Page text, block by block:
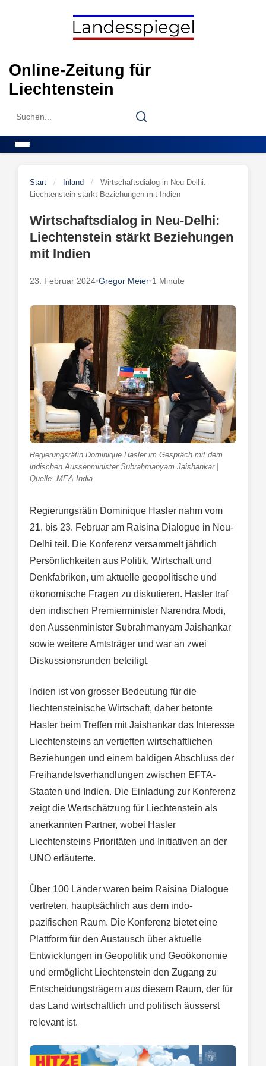
Online-Zeitung für
Liechtenstein
Search
Search
Start / Inland /
Wirtschaftsdialog in Neu-Delhi:
Liechtenstein stärkt Beziehungen mit Indien
Wirtschaftsdialog in Neu-Delhi:
Liechtenstein stärkt Beziehungen
mit Indien
23. Februar 2024•Gregor Meier•1 Minute
Regierungsrätin Dominique Hasler im Gespräch mit dem
indischen Aussenminister Subrahmanyam Jaishankar |
Quelle: MEA India
Regierungsrätin Dominique Hasler nahm vom
21. bis 23. Februar am Raisina Dialogue in Neu-
Delhi teil. Die Konferenz versammelt jährlich
Persönlichkeiten aus Politik, Wirtschaft und
Denkfabriken, um aktuelle geopolitische und
ökonomische Fragen zu diskutieren. Hasler traf
den indischen Premierminister Narendra Modi,
den Aussenminister Subrahmanyam Jaishankar
sowie weitere Amtsträger und war an zwei
Diskussionsrunden beteiligt.
Indien ist von grosser Bedeutung für die
liechtensteinische Wirtschaft, daher betonte
Hasler beim Treffen mit Jaishankar das Interesse
Liechtensteins an vertieften wirtschaftlichen
Beziehungen und einem baldigen Abschluss der
Freihandelsverhandlungen zwischen EFTA-
Staaten und Indien. Die Einladung zur Konferenz
zeigt die Wertschätzung für Liechtenstein als
anerkannten Partner, wobei Hasler
Liechtensteins Prioritäten und Initiativen an der
UNO erläuterte.
Über 100 Länder waren beim Raisina Dialogue
vertreten, hauptsächlich aus dem indo-
pazifischen Raum. Die Konferenz bietet eine
Plattform für den Austausch über aktuelle
Entwicklungen in Geopolitik und Geoökonomie
und ermöglicht Liechtenstein den Zugang zu
Entscheidungsträgern aus diesem Raum, der für
das Land wirtschaftlich und politisch äusserst
relevant ist.